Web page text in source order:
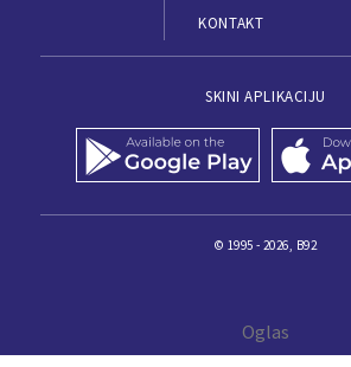
KONTAKT
SKINI APLIKACIJU
© 1995 - 2026, B92